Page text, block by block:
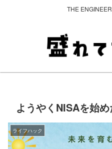
THE
ようやくNISAを始め
ライフハック